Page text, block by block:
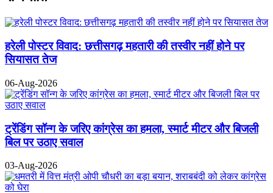
हरेली पोस्टर विवाद: छत्तीसगढ़ महतारी की तस्वीर नहीं होने पर
सियासत तेज
06-Aug-2026
ट्रेंडिंग सॉन्ग के जरिए कांग्रेस का हमला, स्मार्ट मीटर और बिजली
बिल पर उठाए सवाल
03-Aug-2026